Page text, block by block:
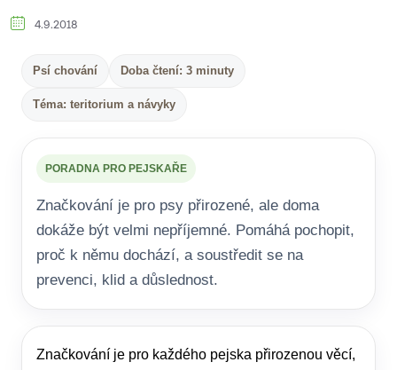
4.9.2018
Psí chování Doba čtení: 3 minuty
Téma: teritorium a návyky
PORADNA PRO PEJSKAŘE
Značkování je pro psy přirozené, ale doma
dokáže být velmi nepříjemné. Pomáhá pochopit,
proč k němu dochází, a soustředit se na
prevenci, klid a důslednost.
Značkování je pro každého pejska přirozenou věcí,